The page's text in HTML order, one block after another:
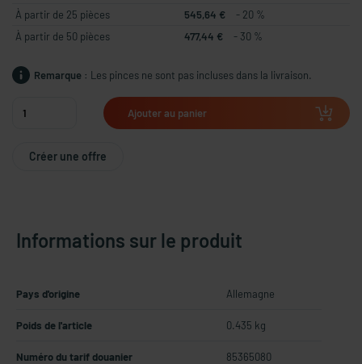
À partir de 25 pièces
545,64 €
- 20 %
À partir de 50 pièces
477,44 € - 30 %
Remarque : Les pinces ne sont pas incluses dans la livraison.
Ajouter au panier
Créer une offre
Informations sur le produit
Pays d'origine Allemagne
Poids de l'article 0.435 kg
Numéro du tarif douanier 85365080